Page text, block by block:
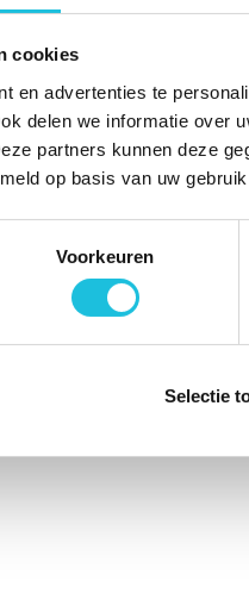
cookies
en advertenties te
delen we informatie over
partners kunnen deze
op basis van uw
Voorkeuren
Selectie
voorbehouden. |